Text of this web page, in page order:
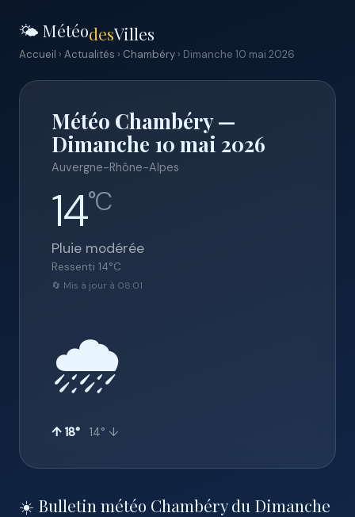
🌤️ MétéodesVilles
Accueil › Actualités › Chambéry › Dimanche 10 mai 2026
Météo Chambéry —
Dimanche 10 mai 2026
Auvergne-Rhône-Alpes
14°C
Pluie modérée
Ressenti 14°C
🔄 Mis à jour à 08:01
🌧️
↑ 18° 14° ↓
☀️ Bulletin météo Chambéry du Dimanche